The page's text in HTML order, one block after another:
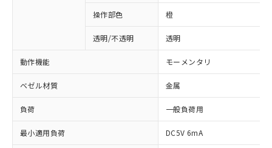
操作部色 橙
透明/不透明 透明
動作機能 モーメンタリ
ベゼル材質 金属
負荷 一般負荷用
最小適用負荷 DC5V 6mA